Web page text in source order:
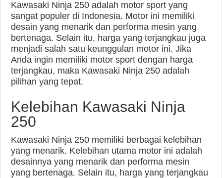
Kawasaki Ninja 250 adalah motor sport yang
sangat populer di Indonesia. Motor ini memiliki
desain yang menarik dan performa mesin yang
bertenaga. Selain itu, harga yang terjangkau juga
menjadi salah satu keunggulan motor ini. Jika
Anda ingin memiliki motor sport dengan harga
terjangkau, maka Kawasaki Ninja 250 adalah
pilihan yang tepat.
Kelebihan Kawasaki Ninja
250
Kawasaki Ninja 250 memiliki berbagai kelebihan
yang menarik. Kelebihan utama motor ini adalah
desainnya yang menarik dan performa mesin
yang bertenaga. Selain itu, harga yang terjangkau